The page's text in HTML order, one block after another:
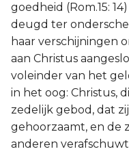
goedheid (Rom.15:
deugd ter
haar verschijningen
aan Christus
voleinder van het
in het oog: Christus,
zedelijk gebod, dat
gehoorzaamt, en de
anderen